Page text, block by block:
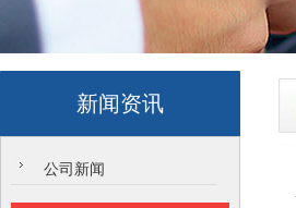
新闻资讯
公司新闻